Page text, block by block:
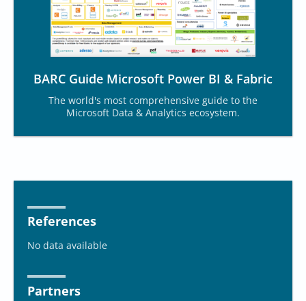
BARC Guide Microsoft Power BI & Fabric
The world's most comprehensive guide to the
Microsoft Data & Analytics ecosystem.
References
No data available
Partners